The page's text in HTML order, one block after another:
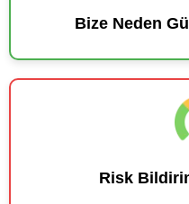
Bize Neden
Risk